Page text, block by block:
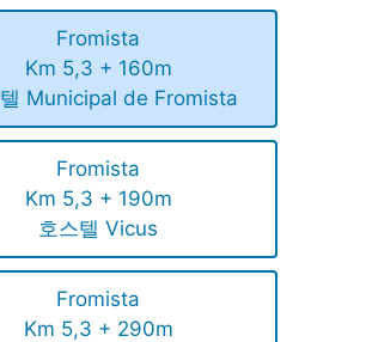
Fromista
Km 5,3 + 160m
Municipal de Fromista
Fromista
Km 5,3 + 190m
호스텔 Vicus
Fromista
Km 5,3 + 290m